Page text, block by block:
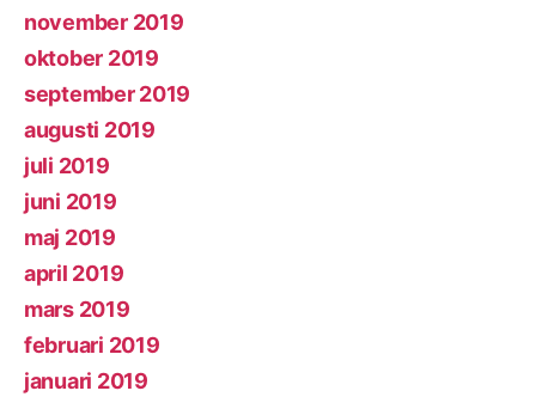
november 2019
oktober 2019
september 2019
augusti 2019
juli 2019
juni 2019
maj 2019
april 2019
mars 2019
februari 2019
januari 2019